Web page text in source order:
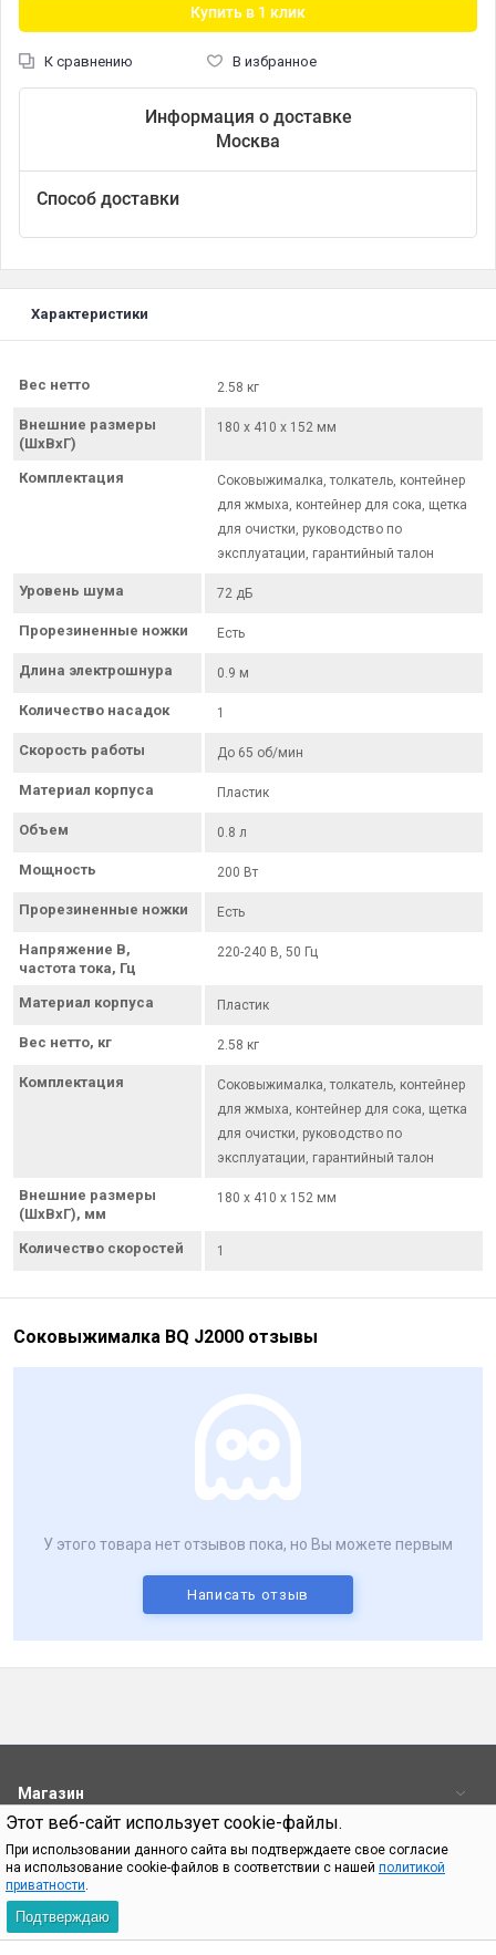
Этот веб-сайт использует cookie-файлы.
При использовании данного сайта вы подтверждаете свое согласие
на использование cookie-файлов в соответствии с нашей политикой
приватности.
Подтверждаю
Купить в 1 клик
К сравнению В избранное
Информация о доставке
Москва
Способ доставки
Характеристики
Вес нетто 2.58 кг
Внешние размеры
(ШхВхГ)
180 х 410 х 152 мм
Комплектация
Соковыжималка, толкатель, контейнер
для жмыха, контейнер для сока, щетка
для очистки, руководство по
эксплуатации, гарантийный талон
Уровень шума 72 дБ
Прорезиненные ножки Есть
Длина электрошнура 0.9 м
Количество насадок 1
Скорость работы До 65 об/мин
Материал корпуса Пластик
Объем 0.8 л
Мощность 200 Вт
Прорезиненные ножки Есть
Напряжение В,
частота тока, Гц
220-240 В, 50 Гц
Материал корпуса Пластик
Вес нетто, кг 2.58 кг
Комплектация
Соковыжималка, толкатель, контейнер
для жмыха, контейнер для сока, щетка
для очистки, руководство по
эксплуатации, гарантийный талон
Внешние размеры
(ШхВхГ), мм
180 х 410 х 152 мм
Количество скоростей 1
Соковыжималка BQ J2000 отзывы
У этого товара нет отзывов пока, но Вы можете первым
Написать отзыв
Магазин
Контакты
При использовании материалов с сайта shop.bq.ru обязательно